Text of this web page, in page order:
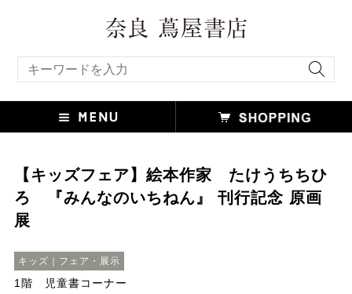
【キッズフェア】絵本作家 たけうちちひ
ろ 『みんなのいちねん』 刊行記念 原画
展
キッズ｜フェア・展示
1階 児童書コーナー